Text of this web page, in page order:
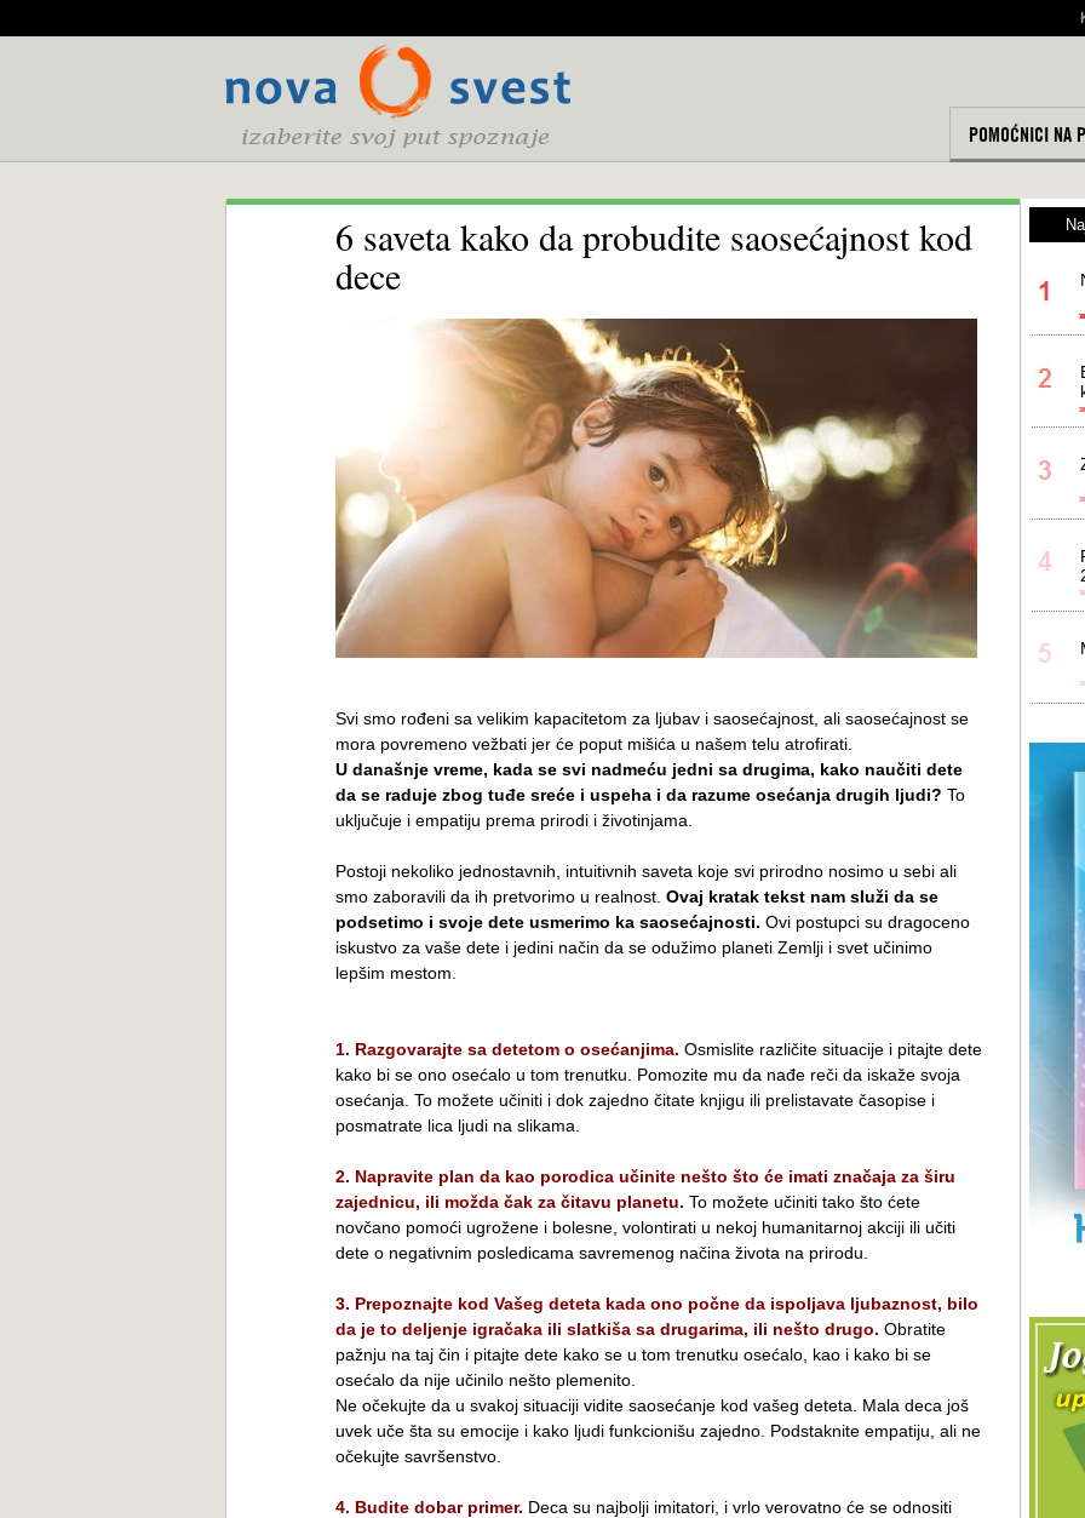
POMOĆNICI NA
6 saveta kako da probudite saosećajnost kod
dece
Svi smo rođeni sa velikim kapacitetom za ljubav i saosećajnost, ali saosećajnost se
mora povremeno vežbati jer će poput mišića u našem telu atrofirati.
U današnje vreme, kada se svi nadmeću jedni sa drugima, kako naučiti dete
da se raduje zbog tuđe sreće i uspeha i da razume osećanja drugih ljudi? To
uključuje i empatiju prema prirodi i životinjama.
Postoji nekoliko jednostavnih, intuitivnih saveta koje svi prirodno nosimo u sebi ali
smo zaboravili da ih pretvorimo u realnost. Ovaj kratak tekst nam služi da se
podsetimo i svoje dete usmerimo ka saosećajnosti. Ovi postupci su dragoceno
iskustvo za vaše dete i jedini način da se odužimo planeti Zemlji i svet učinimo
lepšim mestom.
1. Razgovarajte sa detetom o osećanjima. Osmislite različite situacije i pitajte dete
kako bi se ono osećalo u tom trenutku. Pomozite mu da nađe reči da iskaže svoja
osećanja. To možete učiniti i dok zajedno čitate knjigu ili prelistavate časopise i
posmatrate lica ljudi na slikama.
2. Napravite plan da kao porodica učinite nešto što će imati značaja za širu
zajednicu, ili možda čak za čitavu planetu. To možete učiniti tako što ćete
novčano pomoći ugrožene i bolesne, volontirati u nekoj humanitarnoj akciji ili učiti
dete o negativnim posledicama savremenog načina života na prirodu.
3. Prepoznajte kod Vašeg deteta kada ono počne da ispoljava ljubaznost, bilo
da je to deljenje igračaka ili slatkiša sa drugarima, ili nešto drugo. Obratite
pažnju na taj čin i pitajte dete kako se u tom trenutku osećalo, kao i kako bi se
osećalo da nije učinilo nešto plemenito.
Ne očekujte da u svakoj situaciji vidite saosećanje kod vašeg deteta. Mala deca još
uvek uče šta su emocije i kako ljudi funkcionišu zajedno. Podstaknite empatiju, ali ne
očekujte savršenstvo.
4. Budite dobar primer. Deca su najbolji imitatori, i vrlo verovatno će se odnositi